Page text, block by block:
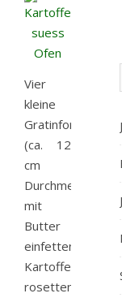
Vier
kleine
Gratinformen
(ca. 12
cm
Durchmesser)
mit
Butter
einfetten.
Kartoffelscheiben
rosettenartig